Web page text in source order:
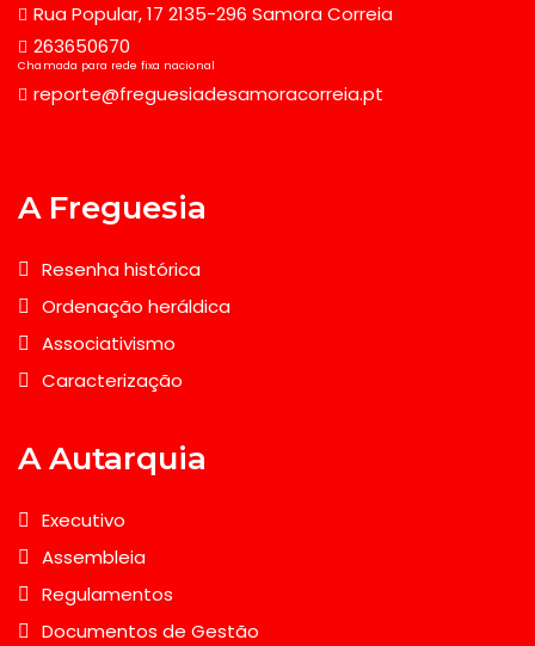
Rua Popular, 17 2135-296 Samora Correia
263650670
Chamada para rede fixa nacional
reporte@freguesiadesamoracorreia.pt
A Freguesia
Resenha histórica
Ordenação heráldica
Associativismo
Caracterização
A Autarquia
Executivo
Assembleia
Regulamentos
Documentos de Gestão